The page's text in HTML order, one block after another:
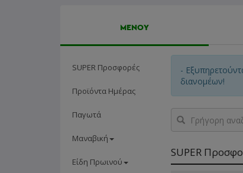
ΜΕΝΟΥ
SUPER Προσφορές
Προϊόντα Ημέρας
Παγωτά
Μαναβική
Είδη Πρωινού
-
διανομέων!
Γρήγορη
αναζήτηση
προϊόντος...
SUPER